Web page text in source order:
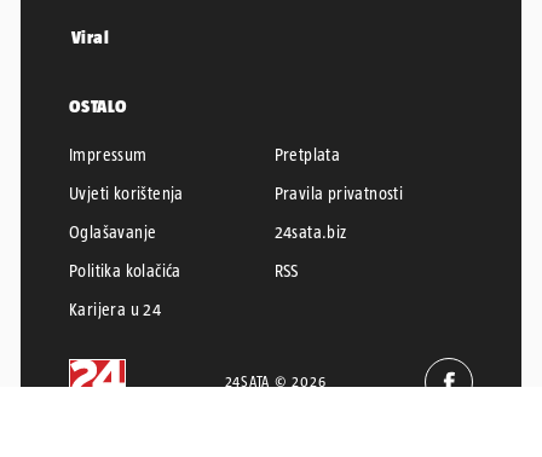
Viral
OSTALO
Impressum
Pretplata
Uvjeti korištenja
Pravila privatnosti
Oglašavanje
24sata.biz
Politika kolačića
RSS
Karijera u 24
24SATA © 2026